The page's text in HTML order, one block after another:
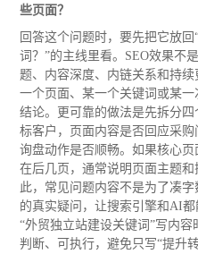
些页面？
回答这个问题时，要先把它放
词？”的主线里看。SEO效果不
题、内容深度、内链关系和持
一个页面、某一个关键词或某
结论。更可靠的做法是先拆分
标客户，页面内容是否回应采购
询盘动作是否顺畅。如果核心
在后几页，通常说明页面主题
此，常见问题内容不是为了凑
的真实疑问，让搜索引擎和AI
“外贸独立站建设关键词”写内容
判断、可执行，避免只写“提升